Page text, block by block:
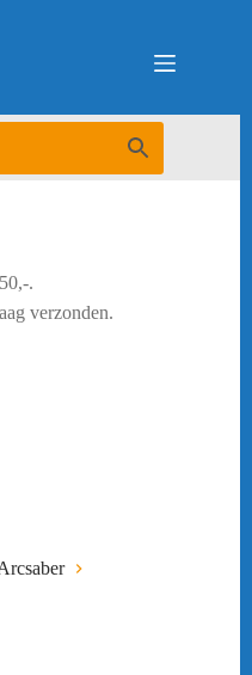
.
verzonden.